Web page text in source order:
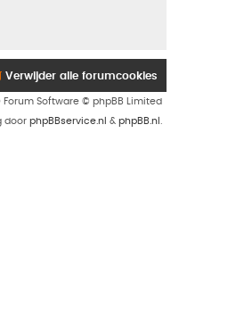
Verwijder alle forumcookies
Forum Software © phpBB Limited
door phpBBservice.nl & phpBB.nl .